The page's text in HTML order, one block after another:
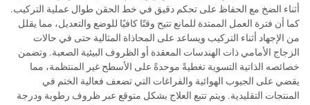
أثناء الضخ مع الحفاظ على تحكم دقيق في خط الحقن طوال عملية التركيب.
كما أن فترة العمل الممتدة للمانع تتيح وقتًا كافيًا للوضع والتعديل، مما يقلل
من الإجهاد أثناء التركيب ويساعد على المحاذاة المثالية حتى في حالات
الزجاج الأمامي ذات الهندسات المعقدة أو الظروف البيئية الصعبة. وتضمن
خصائصه الذاتية التسوية تغطيةً موحدةً على الأسطح غير المنتظمة، مما
يقضي على الجيوب الهوائية والفراغات التي تضعف فعالية الختم في
المنتجات التقليدية. ويتم تتبع العلاج بشكل متوقع عبر ظروف رطوبة ودرجة